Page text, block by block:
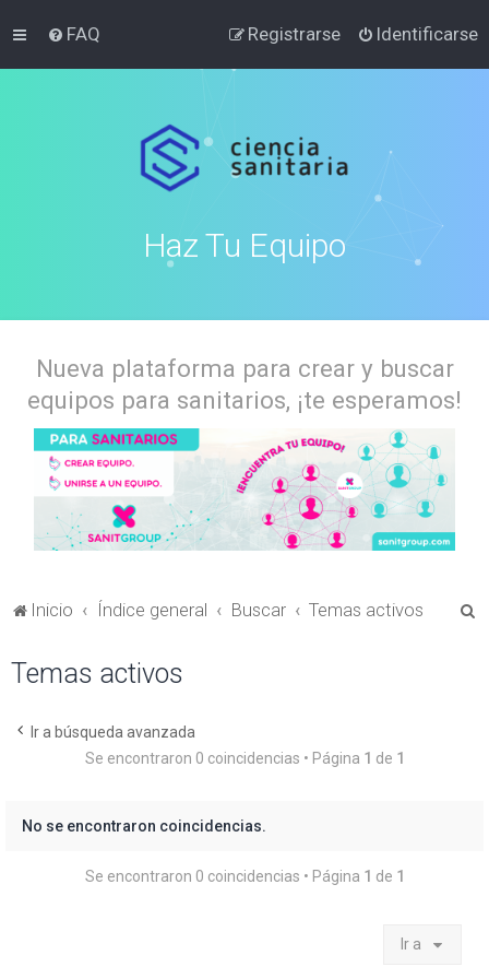
FAQ Identificarse
Registrarse
Haz Tu Equipo
Nueva plataforma para crear y buscar
equipos para sanitarios, ¡te esperamos!
Inicio Índice general Buscar Temas activos
Temas activos
Ir a búsqueda avanzada
Se encontraron 0 coincidencias • Página 1 de 1
No se encontraron coincidencias.
Se encontraron 0 coincidencias • Página 1 de 1
Ir a